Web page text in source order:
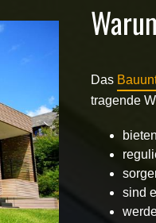
Das
tragende
sind